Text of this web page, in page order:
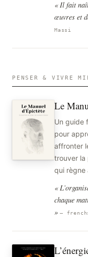
« Il fait
œuvres et
Massi
PENSER & VIVRE
Le
Un guide
pour
affronter
trouver la
qui règne
«
chaque
» —